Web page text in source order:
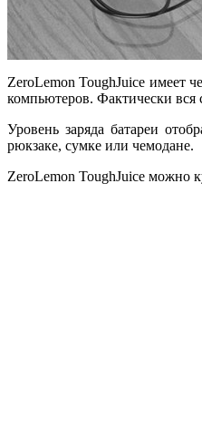
ZeroLemon ToughJuice имеет
компьютеров. Фактически вся
Уровень заряда батареи
рюкзаке, сумке или чемодане.
ZeroLemon ToughJuice можно